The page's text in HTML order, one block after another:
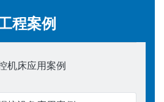
程案例
机床应用案例